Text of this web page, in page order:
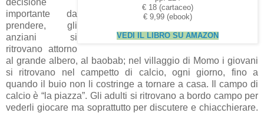
€ 18 (cartaceo)
€ 9,99 (ebook)
VEDI IL LIBRO SU AMAZON
importante da
prendere, gli
anziani si
ritrovano attorno
al grande albero, al baobab; nel villaggio di Momo i giovani
si ritrovano nel campetto di calcio, ogni giorno, fino a
quando il buio non li costringe a tornare a casa. Il campo di
calcio è “la piazza”. Gli adulti si ritrovano a bordo campo per
vederli giocare ma soprattutto per discutere e chiacchierare.